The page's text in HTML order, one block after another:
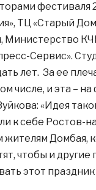
фестиваля
ТЦ «Старый
Министерство
Сервис».
лет. За ее
числе, и эта –
«Идея
к себе Ростов-
жителям Домбая,
чтобы и
этот